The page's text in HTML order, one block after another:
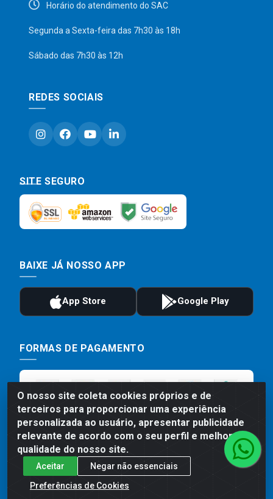
O nosso site coleta cookies próprios e de
terceiros para proporcionar uma experiência
personalizada ao usuário, apresentar publicidade
relevante de acordo com o seu perfil e melhorar a
qualidade do nosso site.
Aceitar
Negar não essenciais
Preferências de Cookies
Horário do atendimento do SAC
Segunda a Sexta-feira das 7h30 às 18h
Sábado das 7h30 às 12h
REDES SOCIAIS
SITE SEGURO
BAIXE JÁ NOSSO APP
FORMAS DE PAGAMENTO
Preços, promoções, condições de pagamento e frete são válidos
para compras realizadas exclusivamente pelo site. Caso haja